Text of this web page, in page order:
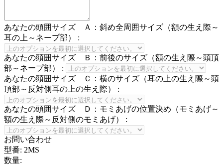
あなたの頭囲サイズ Ａ：斜め全周囲サイズ（額の生え際～
耳の上～ネープ部） :
あなたの頭囲サイズ Ｂ：前後のサイズ（額の生え際～頭頂
部～ネープ部） :
あなたの頭囲サイズ Ｃ：横のサイズ（耳の上の生え際～頭
頂部～反対側耳の上の生え際） :
あなたの頭囲サイズ Ｄ：モミあげの位置決め（モミあげ～
額の生え際～反対側のモミあげ） :
お問い合わせ
型番: 2MS
数量: